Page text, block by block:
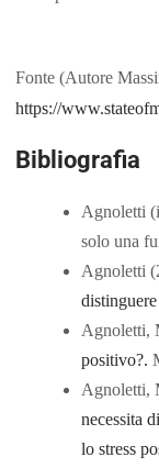
Fonte (Autore
https://
Bibliografia
Agnoletti
solo una
Agnoletti
distinguere
Agnoletti,
positivo?.
Agnoletti,
necessita
lo stress